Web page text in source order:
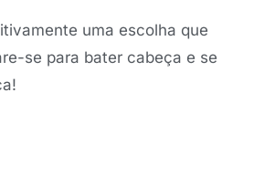
uma escolha que
se para bater cabeça e se